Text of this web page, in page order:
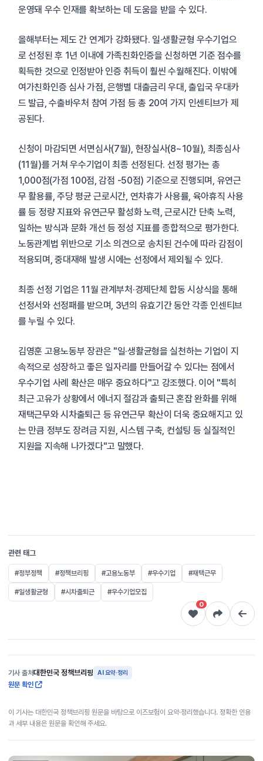
운영돼 우수 인재를 확보하는 데 도움을 받을 수 있다.
올해부터는 제도 간 연계가 강화됐다. 일·생활균형 우수기업으
로 선정된 후 1년 이내에 가족친화인증을 신청하면 기준 점수를
획득한 것으로 인정받아 인증 취득이 훨씬 수월해진다. 이밖에
여가친화인증 심사 가점, 은행별 대출금리 우대, 출입국 우대카
드 발급, 수출바우처 참여 가점 등 총 20여 가지 인센티브가 제
공된다.
신청이 마감되면 서면심사(7월), 현장실사(8~10월), 최종심사
(11월)를 거쳐 우수기업이 최종 선정된다. 선정 평가는 총
1,000점(가점 100점, 감점 -50점) 기준으로 진행되며, 유연근
무 활용률, 주당 평균 근로시간, 연차휴가 사용률, 육아휴직 사용
률 등 정량 지표와 유연근무 활성화 노력, 근로시간 단축 노력,
일하는 방식과 문화 개선 등 정성 지표를 종합적으로 평가한다.
노동관계법 위반으로 기소 의견으로 송치된 건수에 따라 감점이
적용되며, 중대재해 발생 시에는 선정에서 제외될 수 있다.
최종 선정 기업은 11월 관계부처·경제단체 합동 시상식을 통해
선정서와 선정패를 받으며, 3년의 유효기간 동안 각종 인센티브
를 누릴 수 있다.
김영훈 고용노동부 장관은 "일·생활균형을 실천하는 기업이 지
속적으로 성장하고 좋은 일자리를 만들어갈 수 있다는 점에서
우수기업 사례 확산은 매우 중요하다"고 강조했다. 이어 "특히
최근 고유가 상황에서 에너지 절감과 출퇴근 혼잡 완화를 위해
재택근무와 시차출퇴근 등 유연근무 확산이 더욱 중요해지고 있
는 만큼 정부도 장려금 지원, 시스템 구축, 컨설팅 등 실질적인
지원을 지속해 나가겠다"고 말했다.
관련 태그
#정부정책 #정책브리핑 #고용노동부 #우수기업 #재택근무
#일생활균형 #시차출퇴근
#우수기업모집
0
기사 출처대한민국 정책브리핑 AI 요약·정리
원문 확인
이 기사는 대한민국 정책브리핑 원문을 바탕으로 이즈보험이 요약·정리했습니다. 정확한 인용
과 세부 내용은 원문을 확인해 주세요.